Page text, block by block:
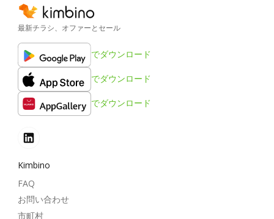
最新チラシ、オファーとセール
でダウンロード
でダウンロード
でダウンロード
Kimbino
FAQ
お問い合わせ
市町村